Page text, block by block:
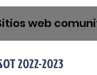
web
2022-2023